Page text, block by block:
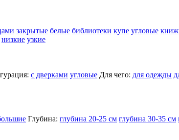
закрытые белые библиотеки купе угловые
низкие узкие
с дверками угловые Для чего: для одежды
Глубина: глубина 20-25 см глубина 30-35 см